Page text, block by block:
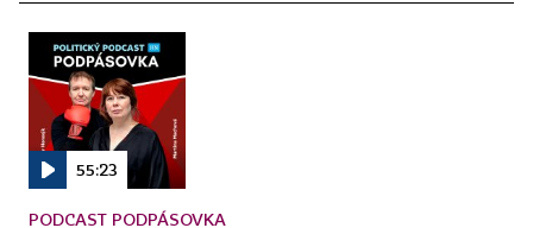
55:23
PODCAST PODPÁSOVKA